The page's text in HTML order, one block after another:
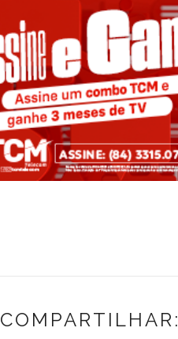
COMPARTILHAR: